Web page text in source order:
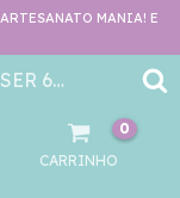
MANIA! E
GAIOLA DE MDF RECORTE A LASER 6CM - COD 9133
CARRINHO
0